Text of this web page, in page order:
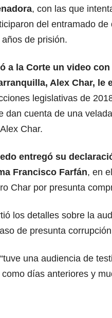
, con las que
del entramado
de prisión.
a la Corte un video
Alex Char, le
legislativas de
dan cuenta de una
Char.
entregó su
Francisco Farfán, en
Char por presunta
los detalles sobre la
de presunta
una audiencia de
días anteriores y